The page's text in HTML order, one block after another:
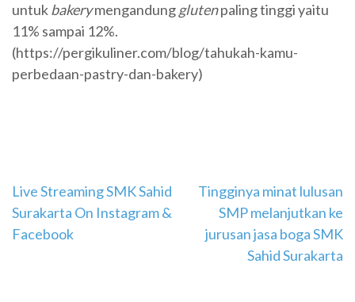
untukbakerymengandung glutenpaling tinggi yaitu
11% sampai 12%.
(https://pergikuliner.com/blog/tahukah-kamu-
perbedaan-pastry-dan-bakery)
Navigasi
pos
Live Streaming SMK Sahid
Surakarta On Instagram &
Facebook
Tingginya minat lulusan
SMP melanjutkan ke
jurusan jasa boga SMK
Sahid Surakarta